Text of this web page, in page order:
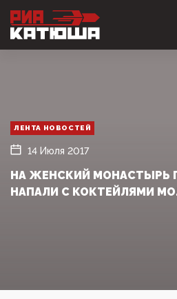
ЛЕНТА НОВОСТЕЙ
14 Июля 2017
НА ЖЕНСКИЙ МОНАСТЫРЬ
НАПАЛИ С КОКТЕЙЛЯМИ